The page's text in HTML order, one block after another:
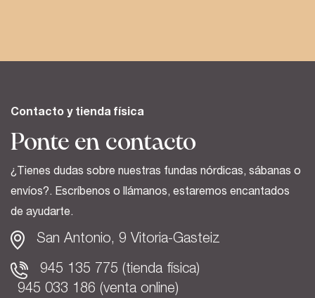
Contacto y tienda física
Ponte en contacto
¿Tienes dudas sobre nuestras fundas nórdicas, sábanas o
envíos?. Escríbenos o llámanos, estaremos encantados
de ayudarte.
San Antonio, 9 Vitoria-Gasteiz
945 135 775 (tienda física)
945 033 186 (venta online)